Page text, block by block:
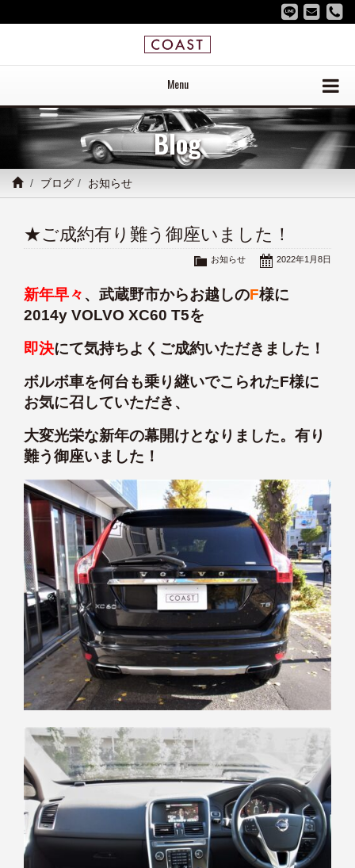
Menu
Blog
ブログ お知らせ
★ご成約有り難う御座いました！
2022年1月8日
お知らせ
新年早々 、武蔵野市からお越しのF様に
2014y VOLVO XC60 T5を
即決にて気持ちよくご成約いただきました！
ボルボ車を何台も乗り継いでこられたF様に
お気に召していただき、
大変光栄な新年の幕開けとなりました。有り
難う御座いました！